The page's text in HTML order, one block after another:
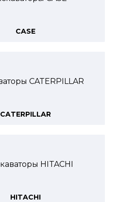
CASE
CATERPILLAR
HITACHI